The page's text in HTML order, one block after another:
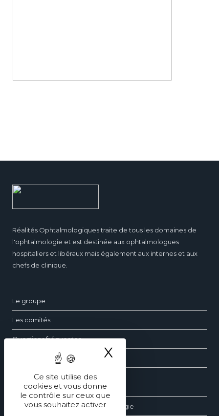
Ce site utilise des
cookies et vous donne
le contrôle sur ceux que
vous souhaitez activer
X Masquer le
Réalités Ophtalmologiques traite de tous les domaines de
l'ophtalmologie et est destinée aux ophtalmologues
hospitaliers et libéraux mais également aux internes et aux
chefs de clinique.
Le groupe
Les comités
Questions fréquentes
Les dossiers d’ophtalmologie
Les revues générales d’ophtalmologie